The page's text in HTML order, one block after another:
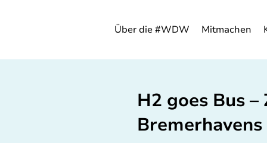
Über die #WDW Mitmachen
H2 goes Bus
Bremerhavens